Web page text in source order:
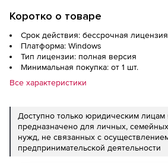
Коротко о товаре
Срок действия: бессрочная лицензия
Платформа: Windows
Тип лицензии: полная версия
Минимальная покупка: от 1 шт.
Все характеристики
Доступно только юридическим
предназначено для личных,
нужд, не связанных с
предпринимательской деятельности